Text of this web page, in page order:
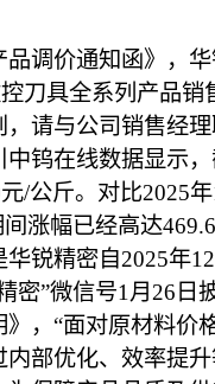
调价通知函》，华
刀具全系列产品销
请与公司销售经
钨在线数据显示，
/公斤。对比2025
涨幅已经高达
锐精密自2025年
密”微信号1月26日
，“面对原材料价
部优化、效率提